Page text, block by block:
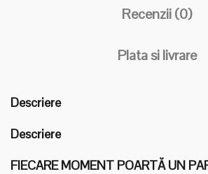
Recenzii (0)
Plata si livrare
Descriere
Descriere
FIECARE MOMENT POARTĂ UN